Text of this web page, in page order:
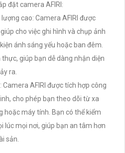
đặt camera AFIRI:
cao: Camera AFIRI được
cho việc ghi hình và chụp ảnh
ánh sáng yếu hoặc ban đêm.
giúp bạn dễ dàng nhận diện
ra.
AFIRI được tích hợp công
cho phép bạn theo dõi từ xa
hoặc máy tính. Bạn có thể kiểm
lúc mọi nơi, giúp bạn an tâm hơn
sản.